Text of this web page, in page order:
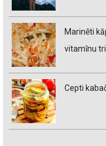
Marinēti
vitamīnu
Cepti